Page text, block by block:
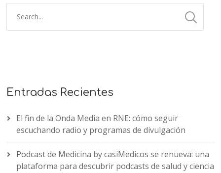
Entradas Recientes
El fin de la Onda Media en RNE: cómo seguir
escuchando radio y programas de divulgación
Podcast de Medicina by casiMedicos se renueva: una
plataforma para descubrir podcasts de salud y ciencia